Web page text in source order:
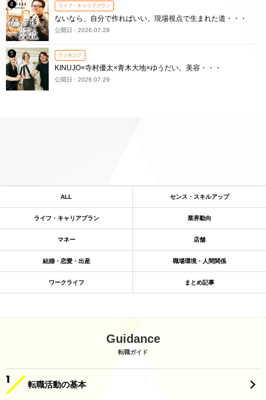
4 ライフ・キャリアプラン
ないなら、自分で作ればいい。現場視点で生まれた道・・・
公開日 : 2026.07.28
5 ランキング
KINUJO×寺村優太×青木大地×ゆうだい。美容・・・
公開日 : 2026.07.29
ALL センス・スキルアップ
ライフ・キャリアプラン 業界動向
マネー 店舗
結婚・恋愛・出産 職場環境・人間関係
ワークライフ まとめ記事
Guidance
転職ガイド
転職活動の基本